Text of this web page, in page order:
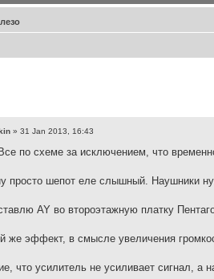
» 31 Jan 2013, 16:43
по схеме за исключением, что
просто шепот еле слышный. Наушники
AY во второэтажную платку
же эффект, в смысле увеличения
что усилитель не усиливает сигнал, а